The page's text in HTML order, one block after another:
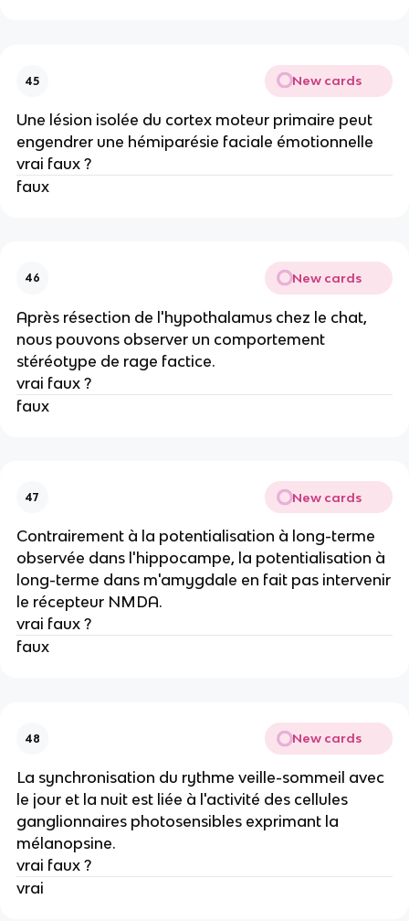
45 New cards
Une lésion isolée du cortex moteur primaire peut
engendrer une hémiparésie faciale émotionnelle
vrai faux ?
faux
46 New cards
Après résection de l'hypothalamus chez le chat,
nous pouvons observer un comportement
stéréotype de rage factice.
vrai faux ?
faux
47 New cards
Contrairement à la potentialisation à long-terme
observée dans l'hippocampe, la potentialisation à
long-terme dans m'amygdale en fait pas intervenir
le récepteur NMDA.
vrai faux ?
faux
48 New cards
La synchronisation du rythme veille-sommeil avec
le jour et la nuit est liée à l'activité des cellules
ganglionnaires photosensibles exprimant la
mélanopsine.
vrai faux ?
vrai